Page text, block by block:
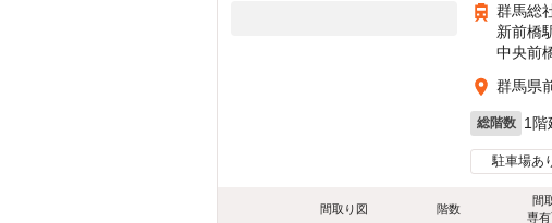
群馬総
新前橋
中央前
群馬県
総階数 1階
駐車場あ
間取り図 階数
間
専